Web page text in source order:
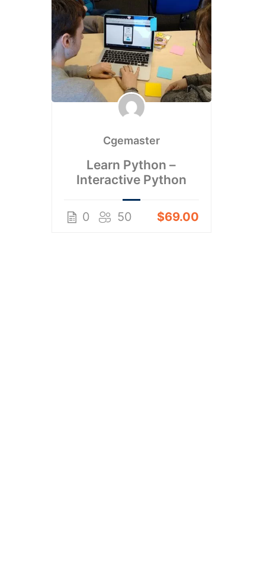
Cgemaster
Learn Python –
Interactive Python
0 50 $69.00